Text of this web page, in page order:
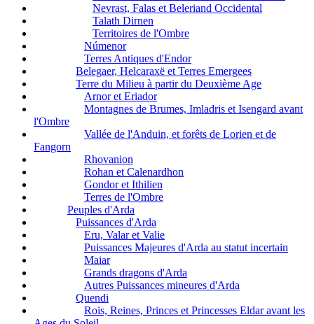
Nevrast, Falas et Beleriand Occidental
Talath Dirnen
Territoires de l'Ombre
Númenor
Terres Antiques d'Endor
Belegaer, Helcaraxë et Terres Emergees
Terre du Milieu à partir du Deuxième Age
Arnor et Eriador
Montagnes de Brumes, Imladris et Isengard avant
l'Ombre
Vallée de l'Anduin, et forêts de Lorien et de
Fangorn
Rhovanion
Rohan et Calenardhon
Gondor et Ithilien
Terres de l'Ombre
Peuples d'Arda
Puissances d'Arda
Eru, Valar et Valie
Puissances Majeures d'Arda au statut incertain
Maiar
Grands dragons d'Arda
Autres Puissances mineures d'Arda
Quendi
Rois, Reines, Princes et Princesses Eldar avant les